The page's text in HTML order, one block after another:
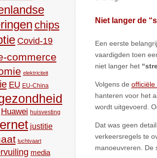
Niet langer de
Een eerste
vaardigden toen
niet langer het
Volgens de officiële
hanteren voor het
wordt uitgevoerd.
Dat was geen
verkeersregels te
manoeuvreren. De
chips
Covid-19
commerce
elektriciteit
EU EU-China
Huawei huisvesting
justitie
luchtvaart
media